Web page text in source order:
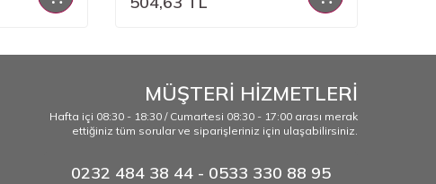
MÜŞTERİ HİZMETLERİ
Hafta içi 08:30 - 18:30 / Cumartesi 08:30 - 17:00 arası merak
ettiğiniz tüm sorular ve siparişleriniz için ulaşabilirsiniz.
0232 484 38 44 - 0533 330 88 95